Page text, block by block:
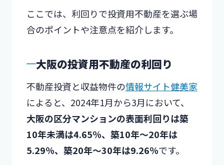
ここでは、利回りで投資用不動産を選ぶ場
合のポイントや注意点を紹介します。
大阪の投資用不動産の利回り
不動産投資と収益物件の情報サイト健美家
によると、2024年1月から3月において、
大阪の区分マンションの表面利回りは築
10年未満は4.65％、築10年～20年は
5.29％、築20年～30年は9.26％です。